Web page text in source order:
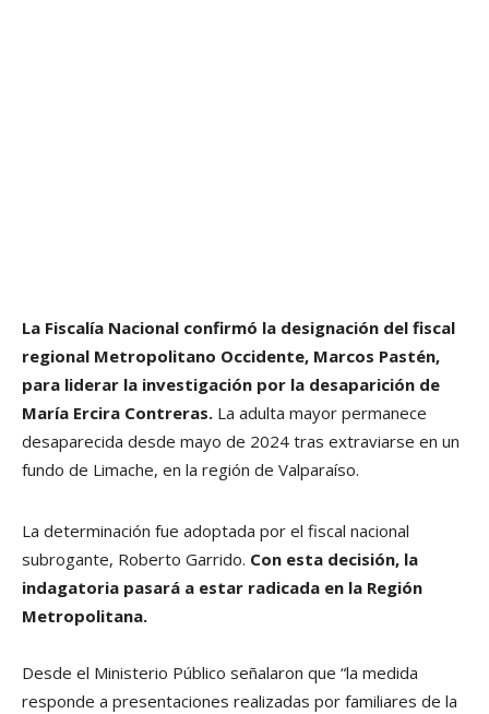
La Fiscalía Nacional confirmó la designación del fiscal
regional Metropolitano Occidente, Marcos Pastén,
para liderar la investigación por la desaparición de
María Ercira Contreras. La adulta mayor permanece
desaparecida desde mayo de 2024 tras extraviarse en un
fundo de Limache, en la región de Valparaíso.
La determinación fue adoptada por el fiscal nacional
subrogante, Roberto Garrido. Con esta decisión, la
indagatoria pasará a estar radicada en la Región
Metropolitana.
Desde el Ministerio Público señalaron que “la medida
responde a presentaciones realizadas por familiares de la